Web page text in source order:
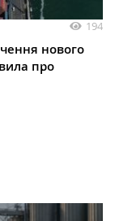
194
нового
про